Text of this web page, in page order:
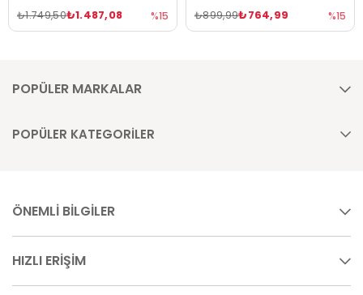
₺1.487,08
₺1.749,50 %15 ₺764,99
₺899,99 %15
POPÜLER MARKALAR
POPÜLER KATEGORİLER
ÖNEMLİ BİLGİLER
HIZLI ERİŞİM